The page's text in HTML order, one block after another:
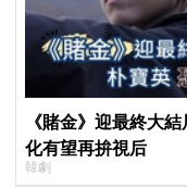
《賭金》迎最終大
化有望再拚視后
韓劇